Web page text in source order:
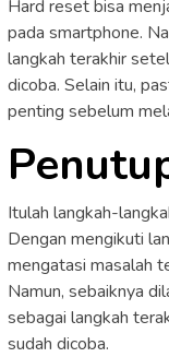
Hard reset bisa
pada smartphone.
langkah terakhir
dicoba. Selain itu,
penting sebelum
Itulah langkah-
Dengan mengikuti
mengatasi masalah
Namun, sebaiknya
sebagai langkah
sudah dicoba.